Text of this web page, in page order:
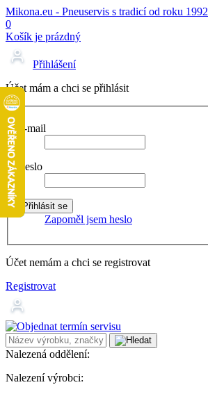
Mikona.eu - Pneuservis s tradicí od roku 1992
0
Košík je prázdný
Přihlášení
Účet mám a chci se přihlásit
E-mail
Heslo
Zapoměl jsem heslo
Účet nemám a chci se registrovat
Registrovat
Nalezená oddělení:
Nalezení výrobci: